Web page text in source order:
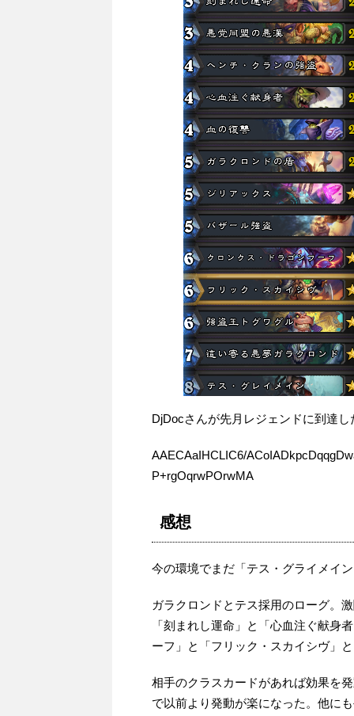
DjDocさんが先月レジェンドに到達し
AAECAaIHCLIC6/
P+rgOqrwPOrwMA
感想
今の環境でまだ「テス・グライメイ
ガラクロンドとテス採用のローグ。
「刻まれし運命」と「心血注ぐ献身
ーフ」と「フリック・スカイシヴ」
相手のクラスカードがあれば効果を
で以前より発動が楽になった。他に